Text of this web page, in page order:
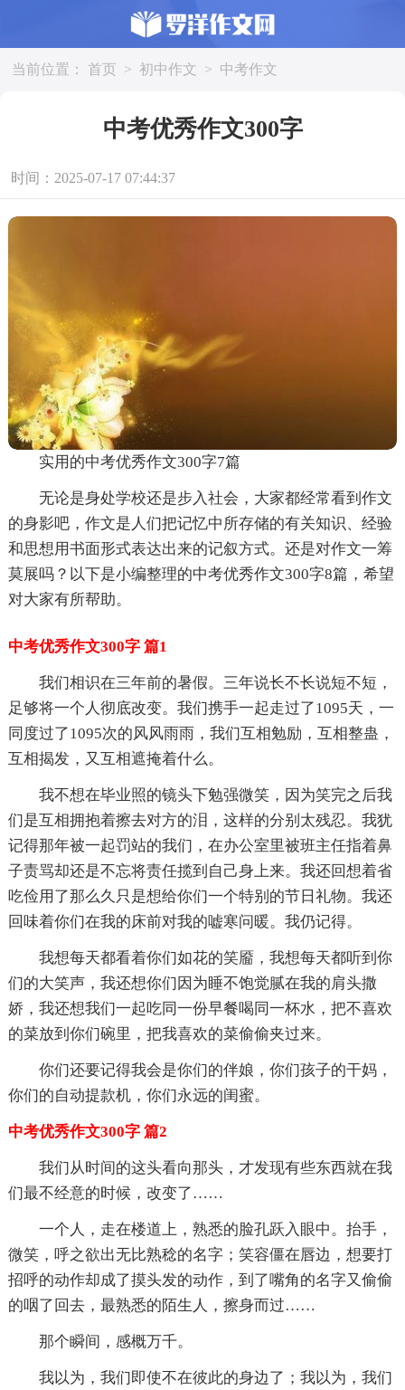
当前位置： 首页 > 初中作文 > 中考作文
中考优秀作文300字
时间：2025-07-17 07:44:37
实用的中考优秀作文300字7篇
无论是身处学校还是步入社会，大家都经常看到作文
的身影吧，作文是人们把记忆中所存储的有关知识、经验
和思想用书面形式表达出来的记叙方式。还是对作文一筹
莫展吗？以下是小编整理的中考优秀作文300字8篇，希望
对大家有所帮助。
中考优秀作文300字 篇1
我们相识在三年前的暑假。三年说长不长说短不短，
足够将一个人彻底改变。我们携手一起走过了1095天，一
同度过了1095次的风风雨雨，我们互相勉励，互相整蛊，
互相揭发，又互相遮掩着什么。
我不想在毕业照的镜头下勉强微笑，因为笑完之后我
们是互相拥抱着擦去对方的泪，这样的分别太残忍。我犹
记得那年被一起罚站的我们，在办公室里被班主任指着鼻
子责骂却还是不忘将责任揽到自己身上来。我还回想着省
吃俭用了那么久只是想给你们一个特别的节日礼物。我还
回味着你们在我的床前对我的嘘寒问暖。我仍记得。
我想每天都看着你们如花的笑靥，我想每天都听到你
们的大笑声，我还想你们因为睡不饱觉腻在我的肩头撒
娇，我还想我们一起吃同一份早餐喝同一杯水，把不喜欢
的菜放到你们碗里，把我喜欢的菜偷偷夹过来。
你们还要记得我会是你们的伴娘，你们孩子的干妈，
你们的自动提款机，你们永远的闺蜜。
中考优秀作文300字 篇2
我们从时间的这头看向那头，才发现有些东西就在我
们最不经意的时候，改变了……
一个人，走在楼道上，熟悉的脸孔跃入眼中。抬手，
微笑，呼之欲出无比熟稔的名字；笑容僵在唇边，想要打
招呼的动作却成了摸头发的动作，到了嘴角的名字又偷偷
的咽了回去，最熟悉的陌生人，擦身而过……
那个瞬间，感概万千。
我以为，我们即使不在彼此的身边了；我以为，我们